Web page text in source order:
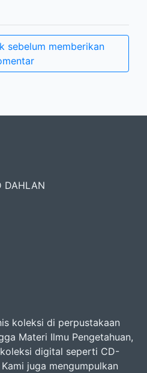
sebelum memberikan
DAHLAN
koleksi di perpustakaan
Materi Ilmu Pengetahuan,
digital seperti CD-
juga mengumpulkan